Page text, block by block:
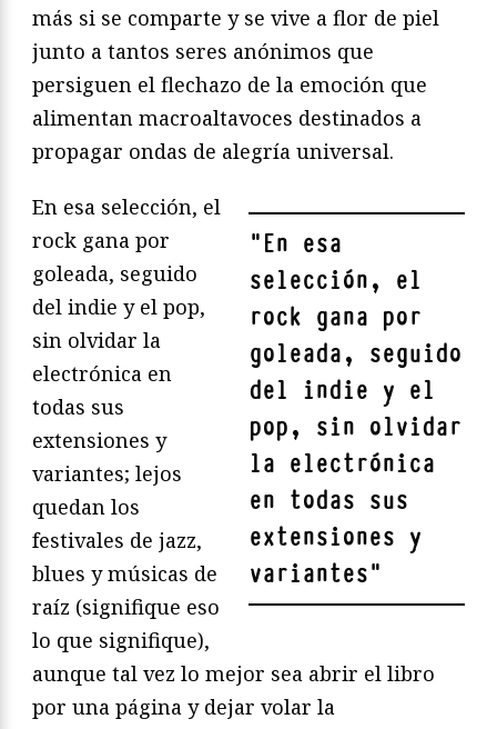
más si se comparte y se vive a flor de piel
junto a tantos seres anónimos que
persiguen el flechazo de la emoción que
alimentan macroaltavoces destinados a
propagar ondas de alegría universal.
"En esa
selección, el
rock gana por
goleada, seguido
del indie y el
pop, sin olvidar
la electrónica
en todas sus
extensiones y
variantes"
En esa selección, el
rock gana por
goleada, seguido
del indie y el pop,
sin olvidar la
electrónica en
todas sus
extensiones y
variantes; lejos
quedan los
festivales de jazz,
blues y músicas de
raíz (signifique eso
lo que signifique),
aunque tal vez lo mejor sea abrir el libro
por una página y dejar volar la